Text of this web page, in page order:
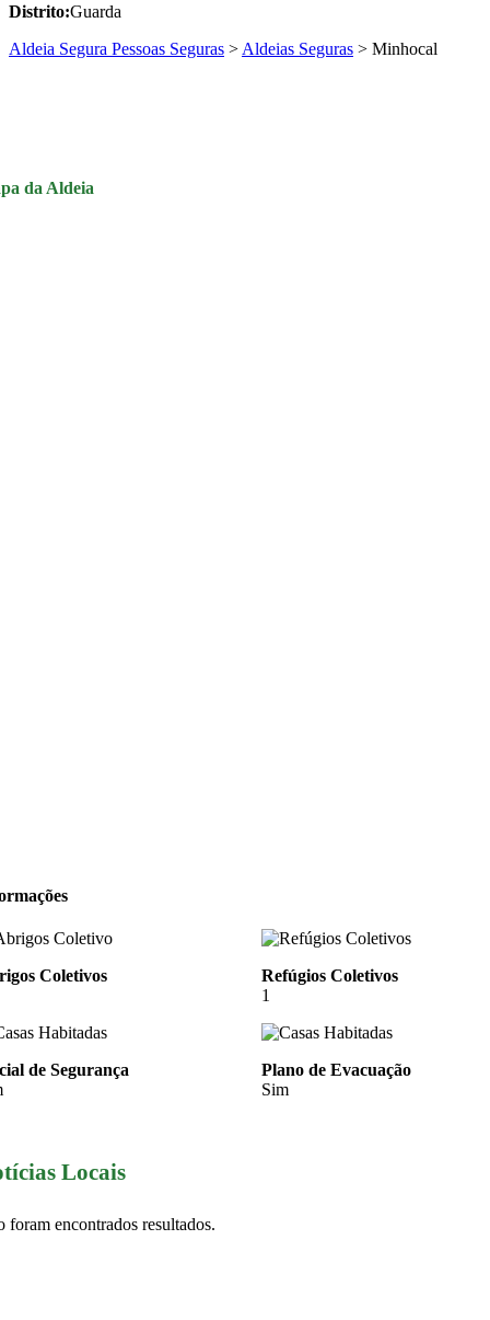
Distrito:Guarda
Aldeia Segura Pessoas Seguras > Aldeias Seguras > Minhocal
da Aldeia
Coletivos
Refúgios Coletivos
1
de Segurança
Plano de Evacuação
Sim
Locais
foram encontrados resultados.